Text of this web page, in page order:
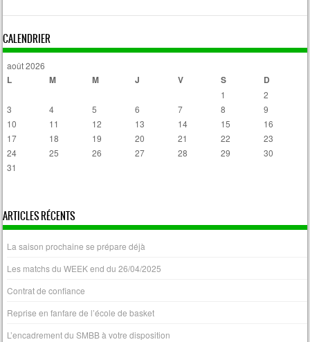
CALENDRIER
août 2026
L M M J V S D
1
2
3
4 5 6 7 8
9
10
11 12 13 14 15
16
17
18 19 20 21 22
23
24
25 26 27 28 29
30
31
ARTICLES RÉCENTS
La saison prochaine se prépare déjà
Les matchs du WEEK end du 26/04/2025
Contrat de confiance
Reprise en fanfare de l’école de basket
L’encadrement du SMBB à votre disposition